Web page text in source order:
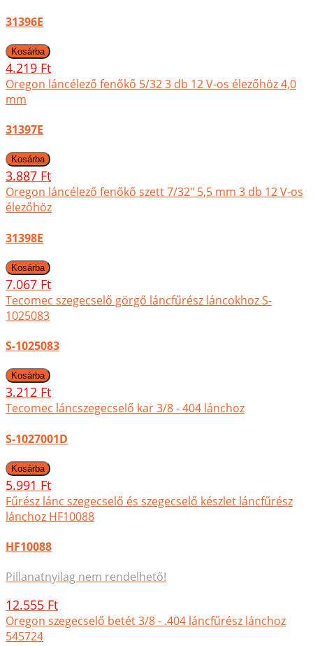
31396E
4.219 Ft
Oregon láncélező fenőkő 5/32 3 db 12 V-os élezőhöz 4,0
mm
31397E
3.887 Ft
Oregon láncélező fenőkő szett 7/32" 5,5 mm 3 db 12 V-os
élezőhöz
31398E
7.067 Ft
Tecomec szegecselő görgő láncfűrész láncokhoz S-
1025083
S-1025083
3.212 Ft
Tecomec láncszegecselő kar 3/8 - 404 lánchoz
S-1027001D
5.991 Ft
Fűrész lánc szegecselő és szegecselő készlet láncfűrész
lánchoz HF10088
HF10088
Pillanatnyilag nem rendelhető!
12.555 Ft
Oregon szegecselő betét 3/8 - .404 láncfűrész lánchoz
545724